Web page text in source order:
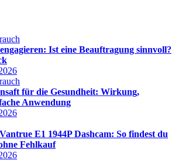
Ist eine Beauftragung sinnvoll?
für die Gesundheit: Wirkung,
Anwendung
E1 1944P Dashcam: So findest du
Fehlkauf